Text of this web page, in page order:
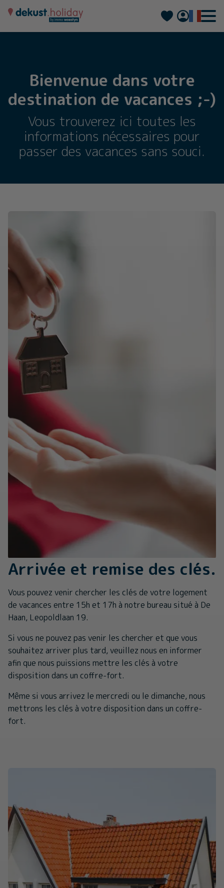
Deutsch
Bienvenue dans votre
destination de vacances ;-)
Vous trouverez ici toutes les
informations nécessaires pour
passer des vacances sans souci.
Arrivée et remise des clés.
Vous pouvez venir chercher les clés de votre logement
de vacances entre 15h et 17h à notre bureau situé à De
Haan, Leopoldlaan 19.
Si vous ne pouvez pas venir les chercher et que vous
souhaitez arriver plus tard, veuillez nous en informer
afin que nous puissions mettre les clés à votre
disposition dans un coffre-fort.
Même si vous arrivez le mercredi ou le dimanche, nous
mettrons les clés à votre disposition dans un coffre-
fort.